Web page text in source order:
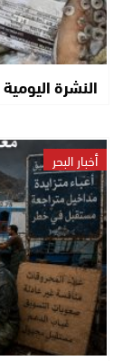
النشرة اليومية
أخبار البحر